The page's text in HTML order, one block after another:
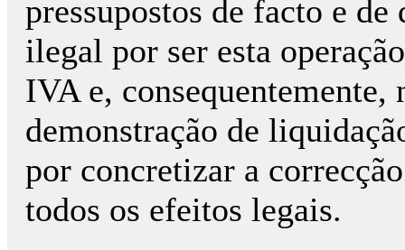
pressupostos de facto e
ilegal por ser esta
IVA e, consequentemente,
demonstração de
por concretizar a
todos os efeitos legais.